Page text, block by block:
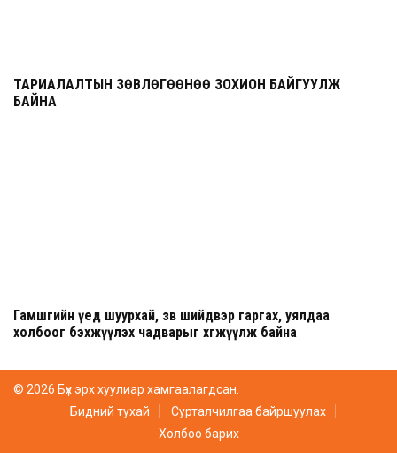
ТАРИАЛАЛТЫН ЗӨВЛӨГӨӨНӨӨ ЗОХИОН БАЙГУУЛЖ
БАЙНА
Гамшгийн үед шуурхай, зөв шийдвэр гаргах, уялдаа
холбоог бэхжүүлэх чадварыг хөгжүүлж байна
© 2026 Бүх эрх хуулиар хамгаалагдсан.
Бидний тухай
Сурталчилгаа байршуулах
Холбоо барих